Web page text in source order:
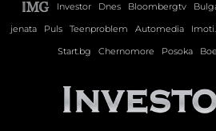
Investor Dnes Bloombergtv
jenata
Puls Teenproblem Automedia
Start.bg
Chernomore Posoka